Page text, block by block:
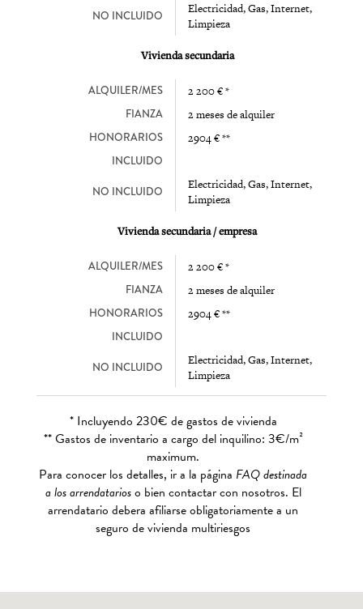
NO INCLUIDO
Electricidad, Gas, Internet,
Limpieza
Vivienda secundaria
ALQUILER/MES 2 200 € *
FIANZA 2 meses de alquiler
HONORARIOS 2904 € **
INCLUIDO
NO INCLUIDO
Electricidad, Gas, Internet,
Limpieza
Vivienda secundaria / empresa
ALQUILER/MES 2 200 € *
FIANZA 2 meses de alquiler
HONORARIOS 2904 € **
INCLUIDO
NO INCLUIDO
Electricidad, Gas, Internet,
Limpieza
* Incluyendo 230€ de gastos de vivienda
** Gastos de inventario a cargo del inquilino: 3€/m²
maximum.
Para conocer los detalles, ir a la página FAQ destinada
a los arrendatarioso bien contactar con nosotros. El
arrendatario debera afiliarse obligatoriamente a un
seguro de vivienda multiriesgos